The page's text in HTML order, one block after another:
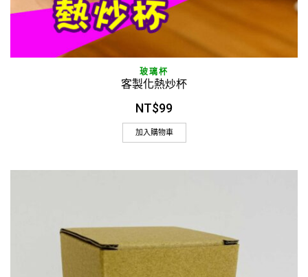
玻璃杯
客製化熱炒杯
NT$99
加入購物車